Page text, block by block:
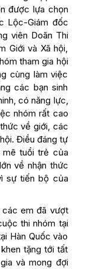
được lựa chọn
Lộc-Giám đốc
viên Doãn Thi
Giới và Xã hội,
tham gia hội
cùng làm việc
các bạn sinh
có năng lực,
nhóm rất cao
về giới, các
Điều đáng tự
mê tuổi trẻ của
về nhận thức
sự tiến bộ của
các em đã vượt
thi nhóm tại
Hàn Quốc vào
tặng tới tất
và mong đợi